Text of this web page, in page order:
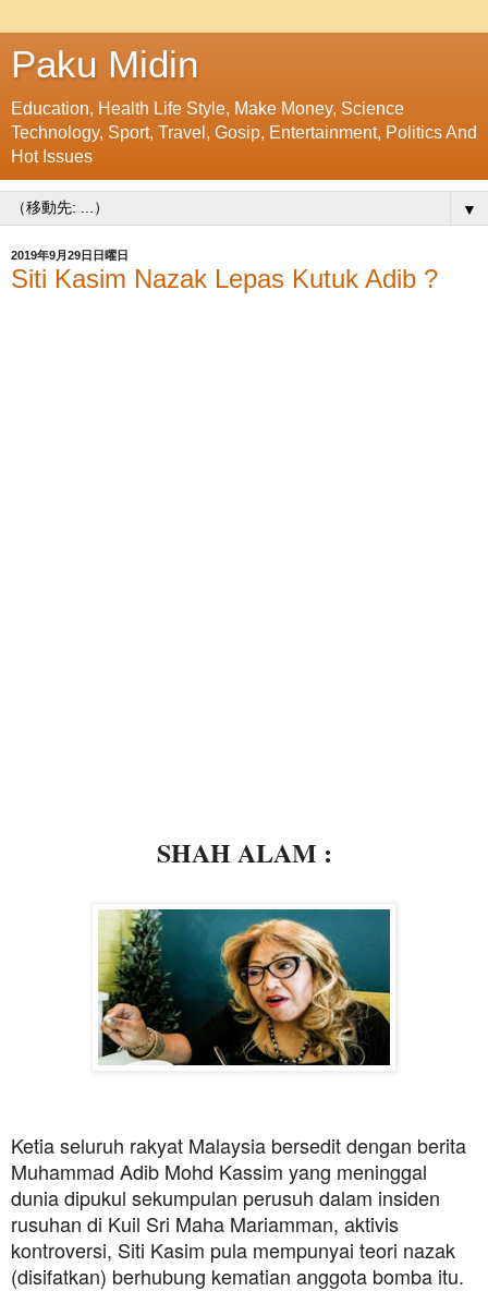
Paku Midin
Education, Health Life Style, Make Money, Science
Technology, Sport, Travel, Gosip, Entertainment, Politics And
Hot Issues
▼
2019年9月29日日曜日
Siti Kasim Nazak Lepas Kutuk Adib ?
SHAH ALAM :
Ketia seluruh rakyat Malaysia bersedit dengan berita
Muhammad Adib Mohd Kassim yang meninggal
dunia dipukul sekumpulan perusuh dalam insiden
rusuhan di Kuil Sri Maha Mariamman, aktivis
kontroversi, Siti Kasim pula mempunyai teori nazak
(disifatkan) berhubung kematian anggota bomba itu.